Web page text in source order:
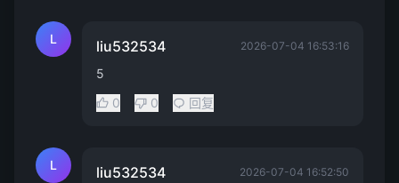
L liu532534 2026-07-04 16:53:16
5
0
0 回复
L liu532534 2026-07-04 16:52:50